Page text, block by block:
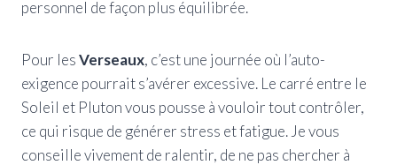
personnel de façon plus équilibrée.
Pour lesVerseaux, c’est une journée où l’auto-
exigence pourrait s’avérer excessive. Le carré entre le
Soleil et Pluton vous pousse à vouloir tout contrôler,
ce qui risque de générer stress et fatigue. Je vous
conseille vivement de ralentir, de ne pas chercher à